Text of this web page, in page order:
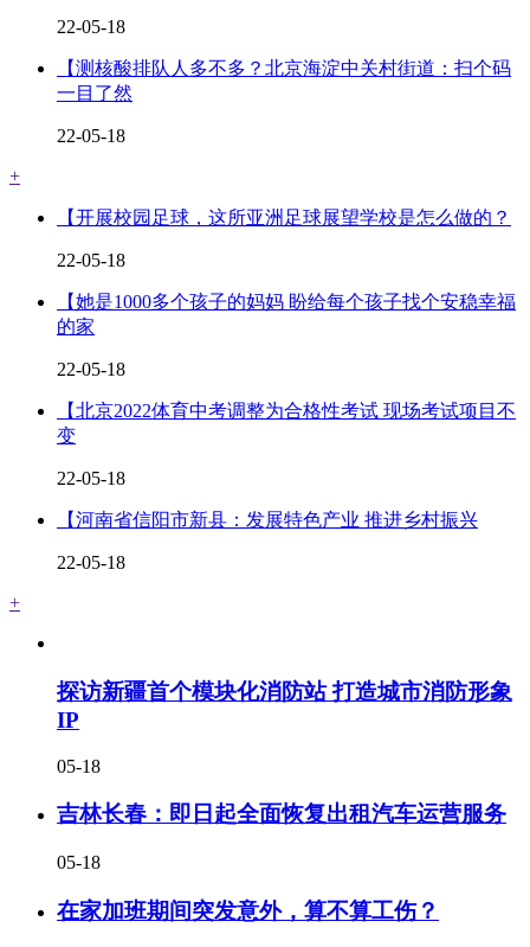
22-05-18
【测核酸排队人多不多？北京海淀中关村街道：扫个码
一目了然
22-05-18
+
【开展校园足球，这所亚洲足球展望学校是怎么做的？
22-05-18
【她是1000多个孩子的妈妈 盼给每个孩子找个安稳幸福
的家
22-05-18
【北京2022体育中考调整为合格性考试 现场考试项目不
变
22-05-18
【河南省信阳市新县：发展特色产业 推进乡村振兴
22-05-18
+
探访新疆首个模块化消防站 打造城市消防形象
IP
05-18
吉林长春：即日起全面恢复出租汽车运营服务
05-18
在家加班期间突发意外，算不算工伤？